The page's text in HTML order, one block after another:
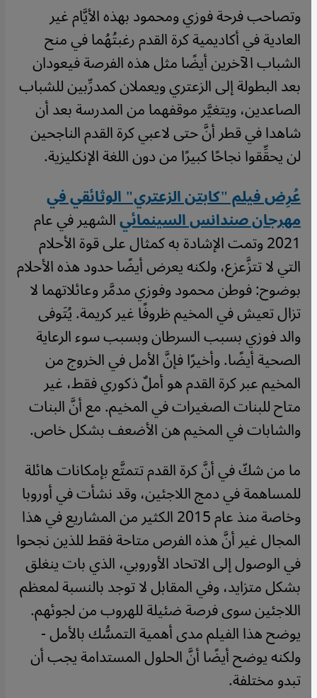
وتصاحب فرحة فوزي ومحمود بهذه الأيَّام غير
العادية في أكاديمية كرة القدم رغبتُهُما في منح
الشباب الآخرين أيضًا مثل هذه الفرصة فيعودان
بعد البطولة إلى الزعتري ويعملان كمدرِّبين للشباب
الصاعدين، ويتغيَّر موقفهما من المدرسة بعد أن
شاهدا في قطر أنَّ حتى لاعبي كرة القدم الناجحين
لن يحقِّقوا نجاحًا كبيرًا من دون اللغة الإنكليزية.
عُرِض فيلم "كابتن الزعتري" الوثائقي في
مهرجان صندانس السينمائيالشهير في عام
2021 وتمت الإشادة به كمثال على قوة الأحلام
التي لا تتزَّعزع، ولكنه يعرض أيضًا حدود هذه الأحلام
بوضوح: فوطن محمود وفوزي مدمَّر وعائلاتهما لا
تزال تعيش في المخيم ظروفًا غير كريمة. يُتَوفى
والد فوزي بسبب السرطان وبسبب سوء الرعاية
الصحية أيضًا. وأخيرًا فإنَّ الأمل في الخروج من
المخيم عبر كرة القدم هو أملٌ ذكوري فقط، غير
متاح للبنات الصغيرات في المخيم. مع أنَّ البنات
والشابات في المخيم هن الأضعف بشكل خاص.
ما من شكّ في أنَّ كرة القدم تتمتَّع بإمكانات هائلة
للمساهمة في دمج اللاجئين، وقد نشأت في أوروبا
وخاصة منذ عام 2015 الكثير من المشاريع في هذا
المجال غير أنَّ هذه الفرص متاحة فقط للذين نجحوا
في الوصول إلى الاتحاد الأوروبي، الذي بات ينغلق
بشكل متزايد، وفي المقابل لا توجد بالنسبة لمعظم
اللاجئين سوى فرصة ضئيلة للهروب من لجوئهم.
يوضح هذا الفيلم مدى أهمية التمسُّك بالأمل -
ولكنه يوضح أيضًا أنَّ الحلول المستدامة يجب أن
تبدو مختلفة.